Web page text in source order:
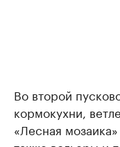
Во второй
кормокухни,
«Лесная